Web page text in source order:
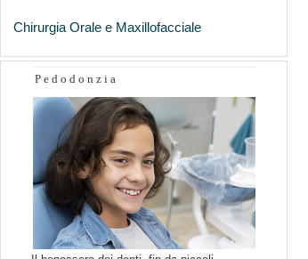
Chirurgia Orale e Maxillofacciale
Pedodonzia